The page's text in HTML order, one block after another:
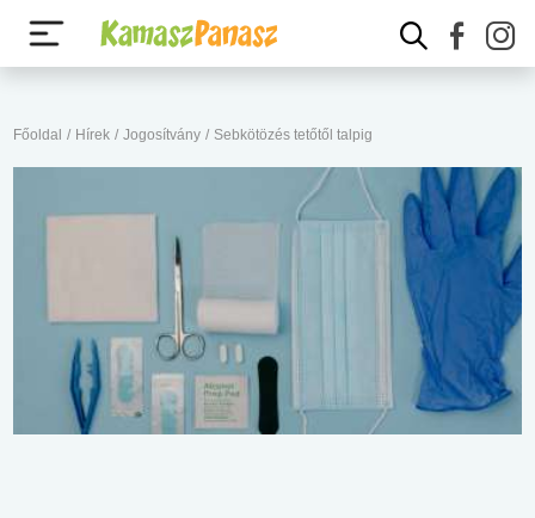
Főoldal / Hírek / Jogosítvány / Sebkötözés tetőtől talpig